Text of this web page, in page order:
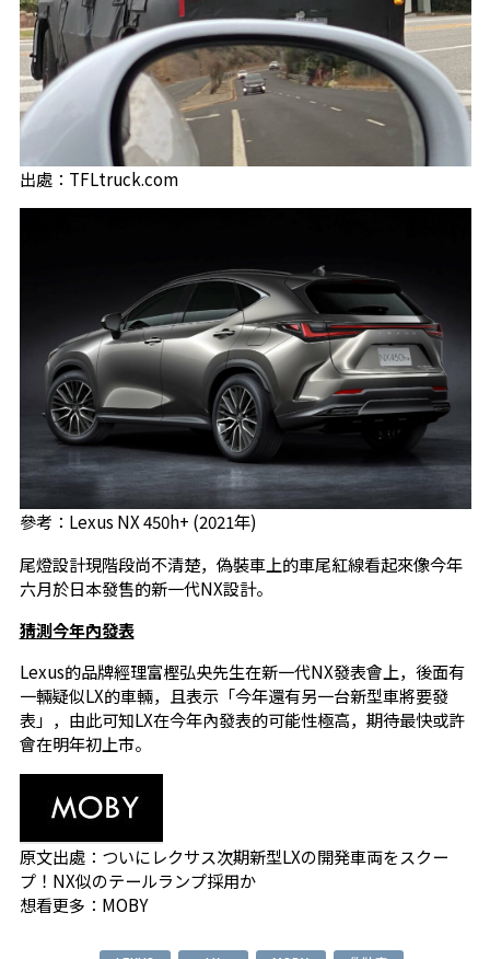
出處：TFLtruck.com
參考：Lexus NX 450h+ (2021年)
尾燈設計現階段尚不清楚，偽裝車上的車尾紅線看起來像今年
六月於日本發售的新一代NX設計。
猜測今年內發表
Lexus的品牌經理富樫弘央先生在新一代NX發表會上，後面有
一輛疑似LX的車輛，且表示「今年還有另一台新型車將要發
表」，由此可知LX在今年內發表的可能性極高，期待最快或許
會在明年初上市。
原文出處： ついにレクサス次期新型LXの開発車両をスクー
プ！NX似のテールランプ採用か
想看更多： MOBY